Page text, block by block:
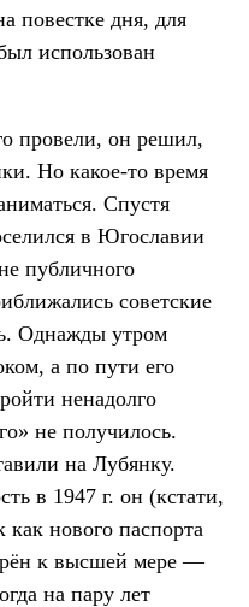
повестке дня, для
использован
провели, он решил,
Но какое-то время
Спустя
в Югославии
публичного
советские
Однажды утром
а по пути его
ненадолго
не получилось.
на Лубянку.
в 1947 г. он (кстати,
как нового паспорта
к высшей мере —
на пару лет